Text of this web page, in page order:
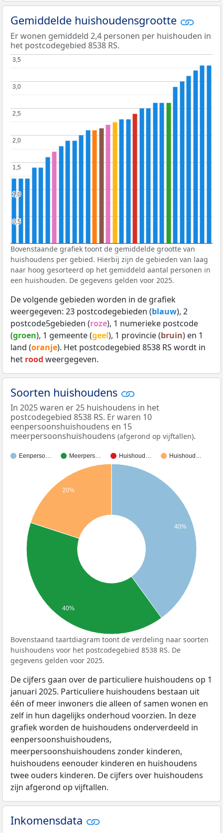
Gemiddelde huishoudensgrootte
Er wonen gemiddeld 2,4 personen per huishouden in
het postcodegebied 8538 RS.
0,5
0,5
1,0
1,0
1,5
1,5
2,0
2,0
2,5
2,5
3,0
3,0
3,5
3,5
Bovenstaande grafiek toont de gemiddelde grootte van
huishoudens per gebied. Hierbij zijn de gebieden van laag
naar hoog gesorteerd op het gemiddeld aantal personen in
een huishouden. De gegevens gelden voor 2025.
De volgende gebieden worden in de grafiek
weergegeven: 23 postcodegebieden (blauw), 2
postcode5gebieden (roze), 1 numerieke postcode
(groen), 1 gemeente (geel), 1 provincie (bruin) en 1
land (oranje). Het postcodegebied 8538 RS wordt in
het rood weergegeven.
Soorten huishoudens
In 2025 waren er 25 huishoudens in het
postcodegebied 8538 RS. Er waren 10
eenpersoonshuishoudens en 15
meerpersoonshuishoudens (afgerond op vijftallen).
Eenperso… Meerpers… Huishoud… Huishoud…
40%
20%
40%
Bovenstaand taartdiagram toont de verdeling naar soorten
huishoudens voor het postcodegebied 8538 RS. De
gegevens gelden voor 2025.
De cijfers gaan over de particuliere huishoudens op 1
januari 2025. Particuliere huishoudens bestaan uit
één of meer inwoners die alleen of samen wonen en
zelf in hun dagelijks onderhoud voorzien. In deze
grafiek worden de huishoudens onderverdeeld in
eenpersoonshuishoudens,
meerpersoonshuishoudens zonder kinderen,
huishoudens eenouder kinderen en huishoudens
twee ouders kinderen. De cijfers over huishoudens
zijn afgerond op vijftallen.
Inkomensdata